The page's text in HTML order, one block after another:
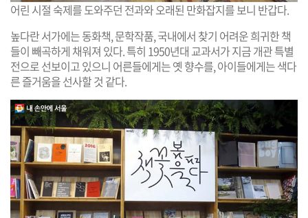
어린 시절 숙제를 도와주던 전과와 오래된 만화잡지를 보니 반갑다.
높다란 서가에는 동화책, 문학작품, 국내에서 찾기 어려운 희귀한 책
들이 빼곡하게 채워져 있다. 특히 1950년대 교과서가 지금 개관 특별
전으로 선보이고 있으니 어른들에게는 옛 향수를, 아이들에게는 색다
른 즐거움을 선사할 것 같다.